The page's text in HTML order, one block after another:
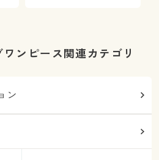
ンピース関連カテゴリ
ン